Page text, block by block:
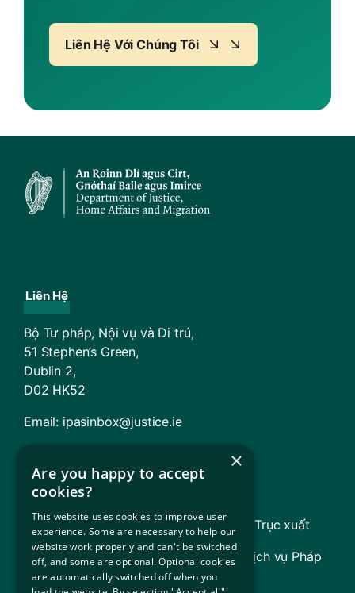
Liên Hệ Với Chúng Tôi
Liên Hệ
Bộ Tư pháp, Nội vụ và Di trú,
51 Stephen’s Green,
Dublin 2,
D02 HK52
Email: ipasinbox@justice.ie
Cung cấp dịch vụ nhập cư (ISD)
TARA – Tòa án Phúc thẩm về Tị nạn và Trục xuất
Hội đồng Trợ giúp Pháp lý (bao gồm Dịch vụ Pháp
lý cho Người tị nạn [RLS])
×
Are you happy to accept
cookies?
This website uses cookies to improve user
experience. Some are necessary to help our
website work properly and can't be switched
off, and some are optional. Optional cookies
are automatically switched off when you